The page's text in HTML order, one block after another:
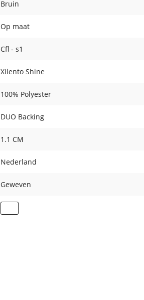
Bruin
Op maat
Cfl - s1
Xilento Shine
100% Polyester
DUO Backing
1.1 CM
Nederland
Geweven